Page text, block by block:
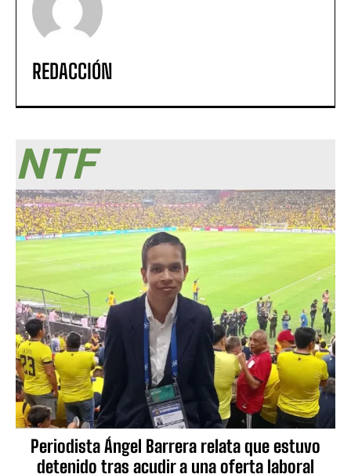
REDACCIÓN
NTF
Periodista Ángel Barrera relata que estuvo
detenido tras acudir a una oferta laboral